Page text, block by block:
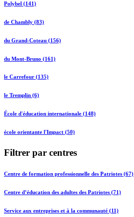
Polybel (141)
de Chambly (83)
du Grand-Coteau (156)
du Mont-Bruno (161)
le Carrefour (135)
le Tremplin (6)
École d'éducation internationale (148)
école orientante l'Impact (50)
Filtrer par centres
Centre de formation professionnelle des Patriotes (67)
Centre d’éducation des adultes des Patriotes (71)
Service aux entreprises et à la communauté (11)